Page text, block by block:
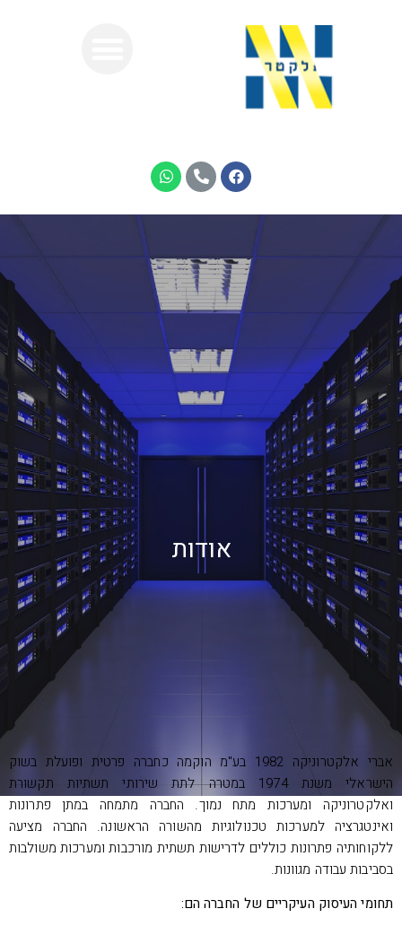
אודות
אברי אלקטרוניקה 1982 בע"מ הוקמה כחברה פרטית ופועלת בשוק
הישראלי משנת 1974 במטרה לתת שירותי תשתיות תקשורת
ואלקטרוניקה ומערכות מתח נמוך. החברה מתמחה במתן פתרונות
ואינטגרציה למערכות טכנולוגיות מהשורה הראשונה. החברה מציעה
ללקוחותיה פתרונות כוללים לדרישות תשתית מורכבות ומערכות משולבות
בסביבות עבודה מגוונות.
תחומי העיסוק העיקריים של החברה הם: